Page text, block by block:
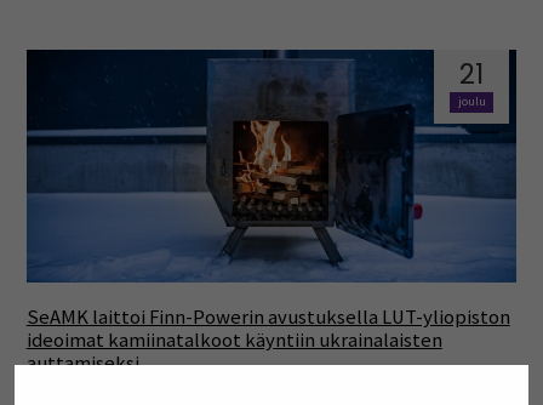
21
joulu
SeAMK laittoi Finn-Powerin avustuksella LUT-yliopiston
ideoimat kamiinatalkoot käyntiin ukrainalaisten
auttamiseksi